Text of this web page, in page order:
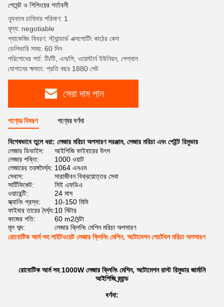
পেমেন্ট ও শিপিংয়ের শর্তাবলী
ন্যূনতম চাহিদার পরিমাণ: 1
মূল্য: negotiable
প্যাকেজিং বিবরণ: স্ট্যান্ডার্ড এক্সপোর্টিং কাঠের কেস
ডেলিভারি সময়: 60 দিন
পরিশোধের শর্ত: টি/টি, এল/সি, ওয়েস্টার্ন ইউনিয়ন, পেপ্যাল
যোগানের ক্ষমতা: প্রতি বছর 1880 সেট
সেরা দাম পান
পণ্যের বিবরণ পণ্যের বর্ণনা
বিশেষভাবে তুলে ধরা: লেজার মরিচা অপসারণ সরঞ্জাম, লেজার মরিচা এবং পেইন্ট রিমুভার
লেজার ডিভাইস:
আইপিজি ফাইবারের উৎস
লেজার শক্তি:
1000 ওয়াট
লেজারের তরঙ্গদৈর্ঘ্য: 1064 এনএম
সেবাস:
সারাজীবন বিক্রয়োত্তর সেবা
সার্টিফিকেট:
সিই এফডিএ
ওয়ারেন্টি:
24 মাস
স্ক্যানিং প্রস্থ:
10-150 মিমি
ফাইবার তারের দৈর্ঘ্য:10 মিটার
কাজের গতি:
60 m2/ঘন্টা
মূল শব্দ:
লেজার ক্লিনিং মেশিন মরিচা অপসারণ
রোবোটিক আর্ম সহ লাইটওয়েট লেজার ক্লিনিং মেশিন, অটোমেশন পোর্টেবল মরিচা অপসারণ
রোবোটিক আর্ম সহ 1000W লেজার ক্লিনিং মেশিন, অটোমেশন রাস্ট রিমুভার জার্মানি
আইপিজি ব্র্যান্ড
বর্ণনা: